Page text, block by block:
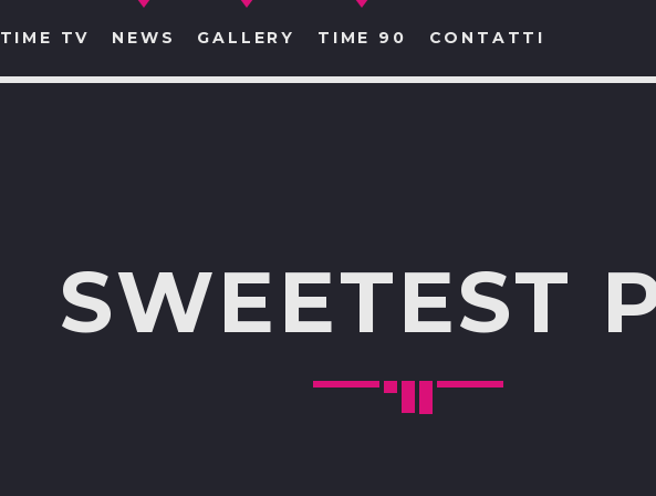
TIME TV NEWS GALLERY TIME 90 CONTATTI
SWEETEST